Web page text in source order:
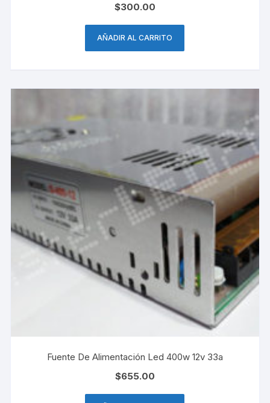
$300.00
AÑADIR AL CARRITO
Fuente De Alimentación Led 400w 12v 33a
$655.00